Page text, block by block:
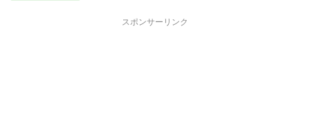
スポンサーリンク